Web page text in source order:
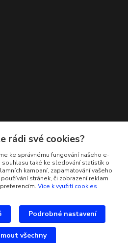
001
rádi své cookies?
ke správnému fungování našeho e-
souhlasu také ke sledování statistik o
kampaní, zapamatování vašeho
stránek, či zobrazení reklam
Více k využití cookies
Podrobné nastavení
všechny